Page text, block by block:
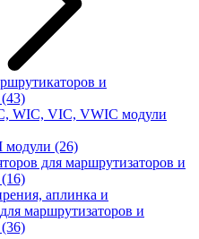
и
(43)
WIC, VIC, VWIC модули
модули (26)
для маршрутизаторов и
(16)
аплинка и
маршрутизаторов и
(36)